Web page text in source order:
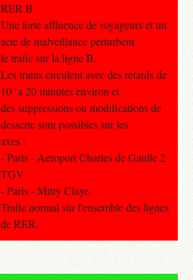
RER B
Une forte affluence de voyageurs et un
acte de malveillance perturbent
le trafic sur la ligne B.
Les trains circulent avec des retards de
10 `a 20 minutes environ et
des suppressions ou modifications de
desserte sont possibles sur les
axes :
- Paris - Aeroport Charles de Gaulle 2
TGV
- Paris - Mitry Claye.
Trafic normal sur l'ensemble des lignes
de RER.